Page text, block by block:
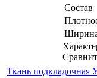
Состав
Ткань подкладочная